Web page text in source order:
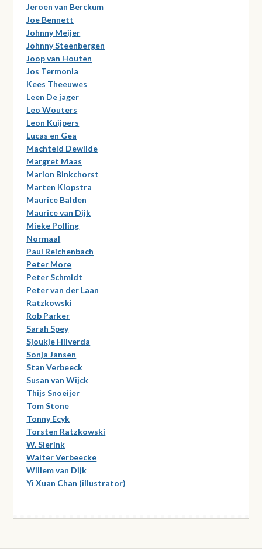
Jeroen van Berckum
Joe Bennett
Johnny Meijer
Johnny Steenbergen
Joop van Houten
Jos Termonia
Kees Theeuwes
Leen De jager
Leo Wouters
Leon Kuijpers
Lucas en Gea
Machteld Dewilde
Margret Maas
Marion Binkchorst
Marten Klopstra
Maurice Balden
Maurice van Dijk
Mieke Polling
Normaal
Paul Reichenbach
Peter More
Peter Schmidt
Peter van der Laan
Ratzkowski
Rob Parker
Sarah Spey
Sjoukje Hilverda
Sonja Jansen
Stan Verbeeck
Susan van Wijck
Thijs Snoeijer
Tom Stone
Tonny Ecyk
Torsten Ratzkowski
W. Sierink
Walter Verbeecke
Willem van Dijk
Yi Xuan Chan (illustrator)